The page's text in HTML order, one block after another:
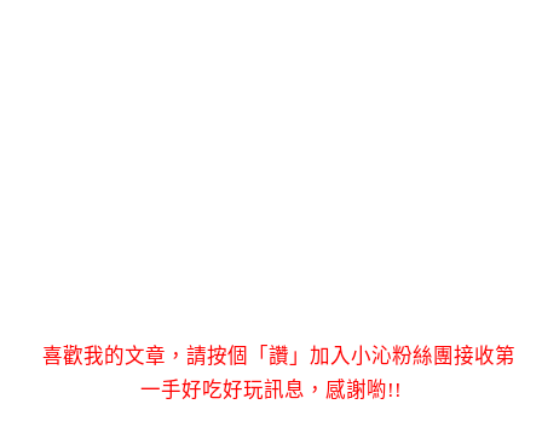
喜歡我的文章，請按個「讚」加入小沁粉絲團接收第
一手好吃好玩訊息，感謝喲!!